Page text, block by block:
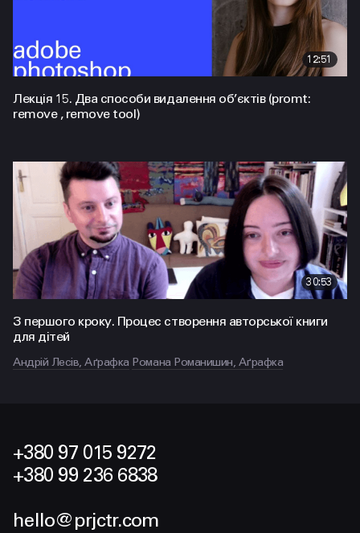
12:51
Лекція 15. Два способи видалення об’єктів (promt:
remove , remove tool)
30:53
З першого кроку. Процес створення авторської книги
для дітей
Андрій Лесів, Аґрафка Романа Романишин, Аґрафка
+380 97 015 9272
+380 99 236 6838
hello@prjctr.com